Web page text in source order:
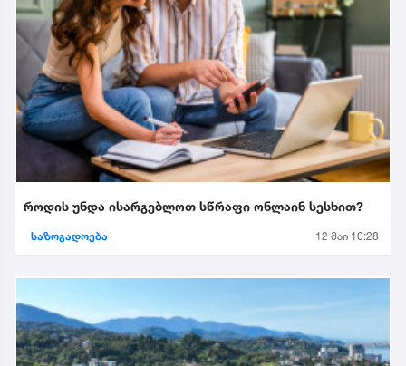
როდის უნდა ისარგებლოთ სწრაფი ონლაინ სესხით?
საზოგადოება 12 მაი 10:28